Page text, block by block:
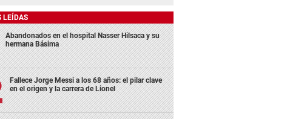
LEÍDAS
Abandonados en el hospital Nasser Hilsaca y su
hermana Básima
Fallece Jorge Messi a los 68 años: el pilar clave
en el origen y la carrera de Lionel